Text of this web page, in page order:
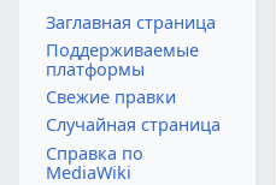
Заглавная страница
Поддерживаемые
платформы
Свежие правки
Случайная страница
Справка по
MediaWiki